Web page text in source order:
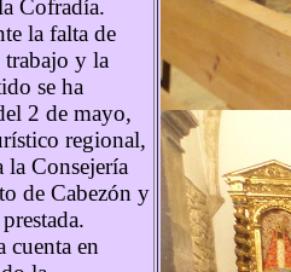
Cofradía.
la falta de
trabajo y la
se ha
2 de mayo,
regional,
la Consejería
de Cabezón y
cuenta en